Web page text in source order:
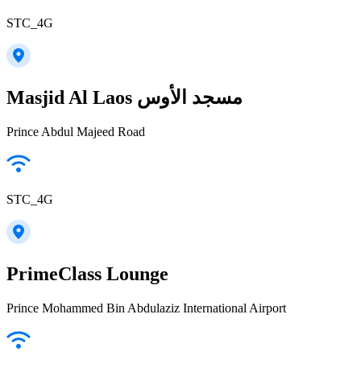
STC_4G
Masjid Al Laos مسجد الأوس
Prince Abdul Majeed Road
STC_4G
PrimeClass Lounge
Prince Mohammed Bin Abdulaziz International Airport